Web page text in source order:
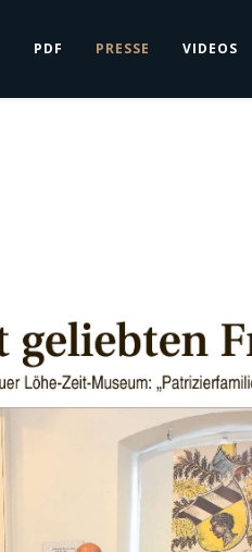
PDF PRESSE VIDEOS